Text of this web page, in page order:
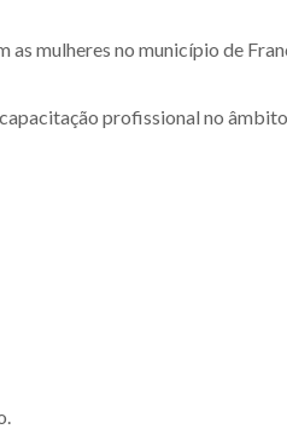
as mulheres no município de
profissional no